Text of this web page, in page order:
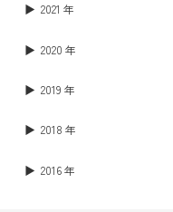
2021 年
2020 年
2019 年
2018 年
2016 年